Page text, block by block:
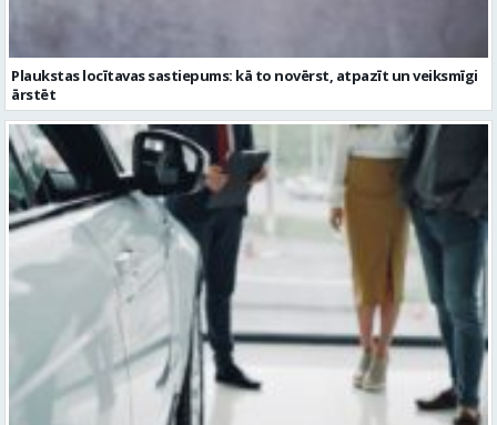
Kāpēc divus trīs gadus veci mazlietoti auto ar garantiju ir laba izvēle